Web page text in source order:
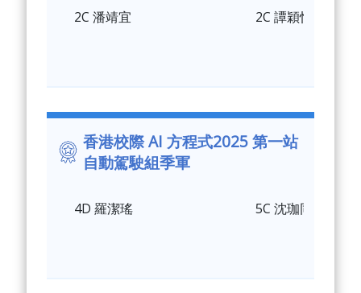
2C 潘靖宜 2C 譚穎怡
香港校際 AI 方程式2025 第一站
自動駕駛組季軍
4D 羅潔瑤 5C 沈珈同